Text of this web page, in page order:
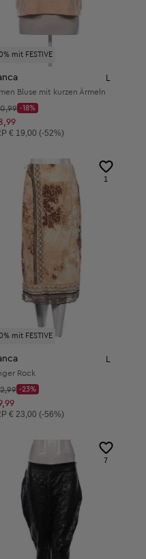
mit FESTIVE
L
Bluse mit kurzen Ärmeln
Discount Price:
-18%
Preis:
Preisempfehlung:
€ 19,00 (-52%)
mit FESTIVE
1
L
Rock
Discount Price:
-23%
Preis:
Preisempfehlung:
€ 23,00 (-56%)
7